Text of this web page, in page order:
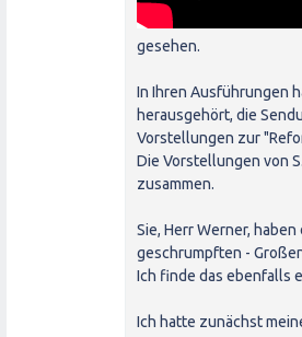
gesehen.
In Ihren Ausführungen
herausgehört, die
Vorstellungen zur
Die Vorstellungen von
zusammen.
Sie, Herr Werner,
geschrumpften -
Ich finde das ebenfalls
Ich hatte zunächst